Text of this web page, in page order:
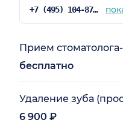
+7 (495) 104-87-50
Прием
бесплатно
Удаление зуба
6 900 ₽